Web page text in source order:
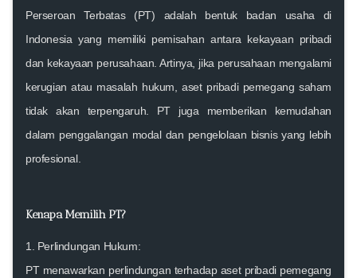
Perseroan Terbatas (PT) adalah bentuk badan usaha di
Indonesia yang memiliki pemisahan antara kekayaan pribadi
dan kekayaan perusahaan. Artinya, jika perusahaan mengalami
kerugian atau masalah hukum, aset pribadi pemegang saham
tidak akan terpengaruh. PT juga memberikan kemudahan
dalam penggalangan modal dan pengelolaan bisnis yang lebih
profesional.
Kenapa Memilih PT?
1. Perlindungan Hukum:
PT menawarkan perlindungan terhadap aset pribadi pemegang